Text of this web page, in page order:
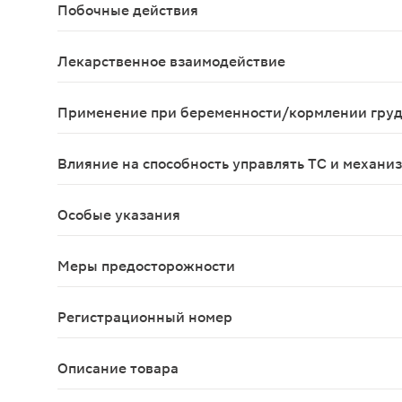
Побочные действия
Со стороны ЦНС: усиление раздражительности,
Лекарственное взаимодействие
Применение при беременности/кормлении
Влияние на способность управлять ТС и
Особые указания
Меры предосторожности
Регистрационный номер
Описание товара